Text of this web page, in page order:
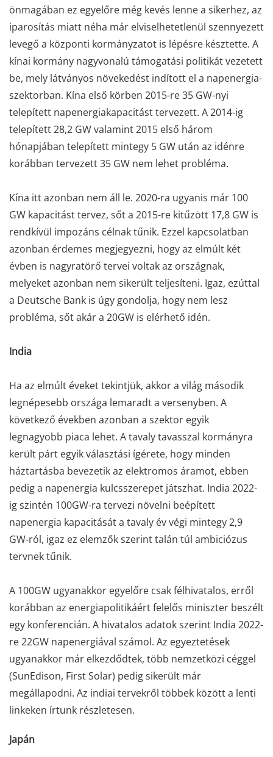
önmagában ez egyelőre még kevés lenne a sikerhez, az
iparosítás miatt néha már elviselhetetlenül szennyezett
levegő a központi kormányzatot is lépésre késztette. A
kínai kormány nagyvonalú támogatási politikát vezetett
be, mely látványos növekedést indított el a napenergia-
szektorban. Kína első körben 2015-re 35 GW-nyi
telepített napenergiakapacitást tervezett. A 2014-ig
telepített 28,2 GW valamint 2015 első három
hónapjában telepített mintegy 5 GW után az idénre
korábban tervezett 35 GW nem lehet probléma.
Kína itt azonban nem áll le. 2020-ra ugyanis már 100
GW kapacitást tervez, sőt a 2015-re kitűzött 17,8 GW is
rendkívül impozáns célnak tűnik. Ezzel kapcsolatban
azonban érdemes megjegyezni, hogy az elmúlt két
évben is nagyratörő tervei voltak az országnak,
melyeket azonban nem sikerült teljesíteni. Igaz, ezúttal
a Deutsche Bank is úgy gondolja, hogy nem lesz
probléma, sőt akár a 20GW is elérhető idén.
India
Ha az elmúlt éveket tekintjük, akkor a világ második
legnépesebb országa lemaradt a versenyben. A
következő években azonban a szektor egyik
legnagyobb piaca lehet. A tavaly tavasszal kormányra
került párt egyik választási ígérete, hogy minden
háztartásba bevezetik az elektromos áramot, ebben
pedig a napenergia kulcsszerepet játszhat. India 2022-
ig szintén 100GW-ra tervezi növelni beépített
napenergia kapacitását a tavaly év végi mintegy 2,9
GW-ról, igaz ez elemzők szerint talán túl ambiciózus
tervnek tűnik.
A 100GW ugyanakkor egyelőre csak félhivatalos, erről
korábban az energiapolitikáért felelős miniszter beszélt
egy konferencián. A hivatalos adatok szerint India 2022-
re 22GW napenergiával számol. Az egyeztetések
ugyanakkor már elkezdődtek, több nemzetközi céggel
(SunEdison, First Solar) pedig sikerült már
megállapodni. Az indiai tervekről többek között a lenti
linkeken írtunk részletesen.
Japán